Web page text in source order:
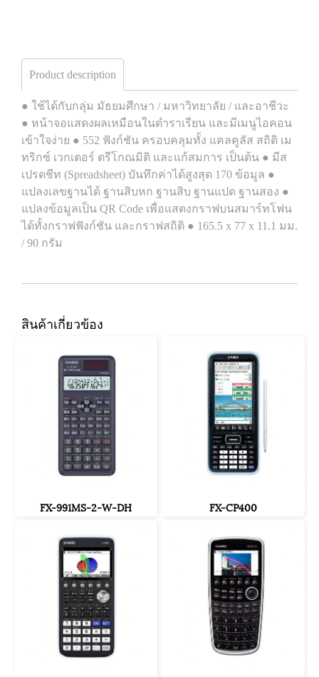
Product description
● ใช้ได้กับกลุ่ม มัธยมศึกษา / มหาวิทยาลัย / และอาชีวะ
● หน้าจอแสดงผลเหมือนในตำราเรียน และมีเมนูไอคอน
เข้าใจง่าย ● 552 ฟังก์ชัน ครอบคลุมทั้ง แคลคูลัส สถิติ เม
ทริกซ์ เวกเตอร์ ตรีโกณมิติ และแก้สมการ เป็นต้น ● มีส
เปรดชีท (Spreadsheet) บันทึกค่าได้สูงสุด 170 ข้อมูล ●
แปลงเลขฐานได้ ฐานสิบหก ฐานสิบ ฐานแปด ฐานสอง ●
แปลงข้อมูลเป็น QR Code เพื่อแสดงกราฟบนสมาร์ทโฟน
ได้ทั้งกราฟฟังก์ชัน และกราฟสถิติ ● 165.5 x 77 x 11.1 มม.
/ 90 กรัม
สินค้าเกี่ยวข้อง
FX-991MS-2-W-DH FX-CP400